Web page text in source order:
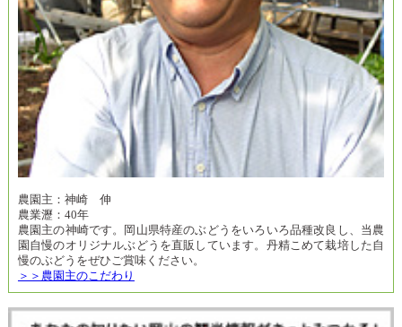
農園主：神崎 伸
農業瀝：40年
農園主の神崎です。岡山県特産のぶどうをいろいろ品種改良し、当農
園自慢のオリジナルぶどうを直販しています。丹精こめて栽培した自
慢のぶどうをぜひご賞味ください。
＞＞農園主のこだわり